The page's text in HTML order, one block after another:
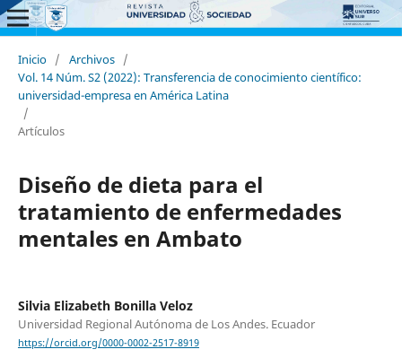
Inicio / Archivos /
Vol. 14 Núm. S2 (2022): Transferencia de conocimiento científico:
universidad-empresa en América Latina
/
Artículos
Diseño de dieta para el
tratamiento de enfermedades
mentales en Ambato
Silvia Elizabeth Bonilla Veloz
Universidad Regional Autónoma de Los Andes. Ecuador
https://orcid.org/0000-0002-2517-8919